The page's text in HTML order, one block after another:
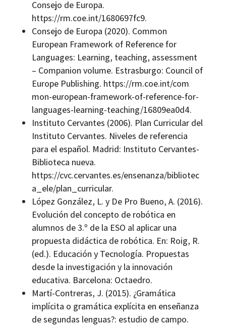
Consejo de Europa.
https://rm.coe.int/1680697fc9.
Consejo de Europa (2020). Common
European Framework of Reference for
Languages: Learning, teaching, assessment
–‌ Companion volume. Estrasburgo: Council of
Europe Publishing. https://rm.coe.int/com
mon-european-framework-of-reference-for-
languages-learning-teaching/16809ea0d4.
Instituto Cervantes (2006). Plan Curricular del
Instituto Cervantes. Niveles de referencia
para el español. Madrid: Instituto Cervantes-
Biblioteca nueva.
https://cvc.cervantes.es/ensenanza/bibliotec
a_ele/plan_curricular.
López González, L. y De Pro Bueno, A. (2016).
Evolución del concepto de robótica en
alumnos de 3.º de la ESO al aplicar una
propuesta didáctica de robótica. En: Roig, R.
(ed.). Educación y Tecnología. Propuestas
desde la investigación y la innovación
educativa. Barcelona: Octaedro.
Martí-Contreras, J. (2015). ¿Gramática
implícita o gramática explícita en enseñanza
de segundas lenguas?: estudio de campo.